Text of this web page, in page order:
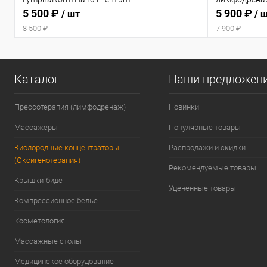
5 500 ₽ / шт
8 500 ₽
5 900 ₽ /
7 900 ₽
Каталог
Прессотерапия (лимфодренаж)
Массажеры
Кислородные концентраторы
(Оксигенотерапия)
Крышки-биде
Компрессионное бельё
Косметология
Массажные столы
Медицинское оборудование
Наши
Новинки
Популярные товары
Распродажи и скидки
Рекомендуемые товары
Уцененные товары